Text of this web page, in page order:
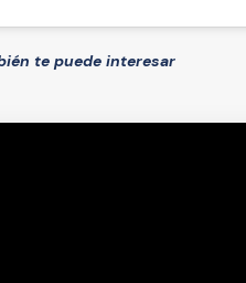
te puede interesar